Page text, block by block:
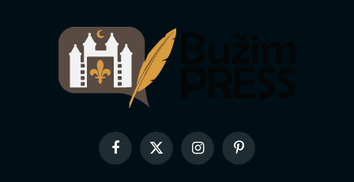
Facebook
X
InstagramPinterest